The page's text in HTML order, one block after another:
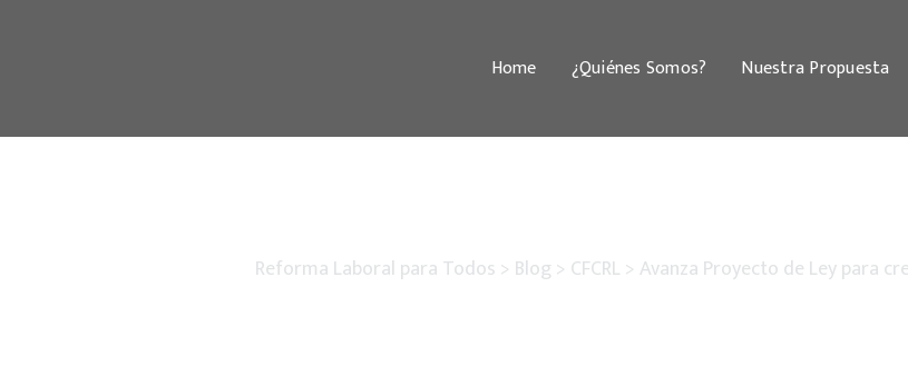
Home ¿Quiénes Somos? Nuestra Propuesta
Reforma Laboral para Todos > Blog > CFCRL > Avanza Proyecto de Ley para